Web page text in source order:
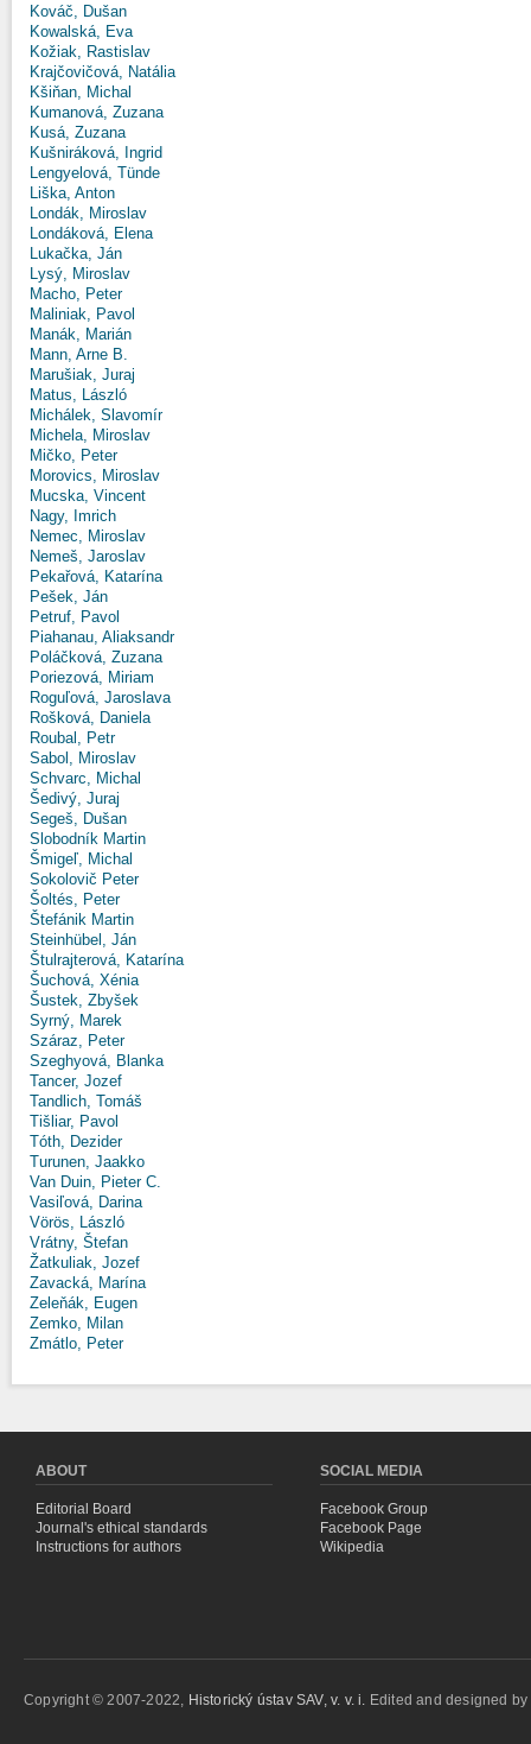
Kováč, Dušan
Kowalská, Eva
Kožiak, Rastislav
Krajčovičová, Natália
Kšiňan, Michal
Kumanová, Zuzana
Kusá, Zuzana
Kušniráková, Ingrid
Lengyelová, Tünde
Liška, Anton
Londák, Miroslav
Londáková, Elena
Lukačka, Ján
Lysý, Miroslav
Macho, Peter
Maliniak, Pavol
Manák, Marián
Mann, Arne B.
Marušiak, Juraj
Matus, László
Michálek, Slavomír
Michela, Miroslav
Mičko, Peter
Morovics, Miroslav
Mucska, Vincent
Nagy, Imrich
Nemec, Miroslav
Nemeš, Jaroslav
Pekařová, Katarína
Pešek, Ján
Petruf, Pavol
Piahanau, Aliaksandr
Poláčková, Zuzana
Poriezová, Miriam
Roguľová, Jaroslava
Rošková, Daniela
Roubal, Petr
Sabol, Miroslav
Schvarc, Michal
Šedivý, Juraj
Segeš, Dušan
Slobodník Martin
Šmigeľ, Michal
Sokolovič Peter
Šoltés, Peter
Štefánik Martin
Steinhübel, Ján
Štulrajterová, Katarína
Šuchová, Xénia
Šustek, Zbyšek
Syrný, Marek
Száraz, Peter
Szeghyová, Blanka
Tancer, Jozef
Tandlich, Tomáš
Tišliar, Pavol
Tóth, Dezider
Turunen, Jaakko
Van Duin, Pieter C.
Vasiľová, Darina
Vörös, László
Vrátny, Štefan
Žatkuliak, Jozef
Zavacká, Marína
Zeleňák, Eugen
Zemko, Milan
Zmátlo, Peter
ABOUT
Editorial Board
Journal's ethical standards
Instructions for authors
SOCIAL MEDIA
Facebook Group
Facebook Page
Wikipedia
Copyright © 2007-2022, Historický ústav SAV, v. v. i. Edited and designed by